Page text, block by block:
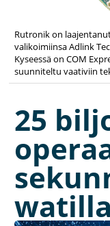
Rutronik on
valikoimiinsa Adlink
Kyseessä on COM
suunniteltu vaativiin
25
watilla